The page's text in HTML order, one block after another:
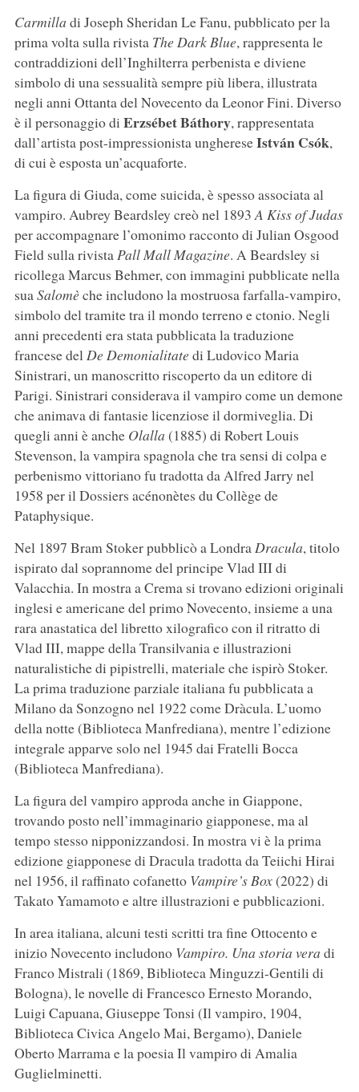
Carmilla di Joseph Sheridan Le Fanu, pubblicato per la
prima volta sulla rivistaThe Dark Blue, rappresenta le
contraddizioni dell’Inghilterra perbenista e diviene
simbolo di una sessualità sempre più libera, illustrata
negli anni Ottanta del Novecento da Leonor Fini. Diverso
è il personaggio di Erzsébet Báthory, rappresentata
dall’artista post-impressionista unghereseIstván Csók,
di cui è esposta un’acquaforte.
La figura di Giuda, come suicida, è spesso associata al
vampiro. Aubrey Beardsley creò nel 1893A Kiss of Judas
per accompagnare l’omonimo racconto di Julian Osgood
Field sulla rivistaPall Mall Magazine. A Beardsley si
ricollega Marcus Behmer, con immagini pubblicate nella
suaSalomèche includono la mostruosa farfalla-vampiro,
simbolo del tramite tra il mondo terreno e ctonio. Negli
anni precedenti era stata pubblicata la traduzione
francese delDe Demonialitatedi Ludovico Maria
Sinistrari, un manoscritto riscoperto da un editore di
Parigi. Sinistrari considerava il vampiro come un demone
che animava di fantasie licenziose il dormiveglia. Di
quegli anni è ancheOlalla (1885) di Robert Louis
Stevenson, la vampira spagnola che tra sensi di colpa e
perbenismo vittoriano fu tradotta da Alfred Jarry nel
1958 per il Dossiers acénonètes du Collège de
Pataphysique.
Nel 1897 Bram Stoker pubblicò a LondraDracula, titolo
ispirato dal soprannome del principe Vlad III di
Valacchia. In mostra a Crema si trovano edizioni originali
inglesi e americane del primo Novecento, insieme a una
rara anastatica del libretto xilografico con il ritratto di
Vlad III, mappe della Transilvania e illustrazioni
naturalistiche di pipistrelli, materiale che ispirò Stoker.
La prima traduzione parziale italiana fu pubblicata a
Milano da Sonzogno nel 1922 come Dràcula. L’uomo
della notte (Biblioteca Manfrediana), mentre l’edizione
integrale apparve solo nel 1945 dai Fratelli Bocca
(Biblioteca Manfrediana).
La figura del vampiro approda anche in Giappone,
trovando posto nell’immaginario giapponese, ma al
tempo stesso nipponizzandosi. In mostra vi è la prima
edizione giapponese di Dracula tradotta da Teiichi Hirai
nel 1956, il raffinato cofanetto Vampire’s Box(2022) di
Takato Yamamoto e altre illustrazioni e pubblicazioni.
In area italiana, alcuni testi scritti tra fine Ottocento e
inizio Novecento includono Vampiro. Una storia vera di
Franco Mistrali (1869, Biblioteca Minguzzi-Gentili di
Bologna), le novelle di Francesco Ernesto Morando,
Luigi Capuana, Giuseppe Tonsi (Il vampiro, 1904,
Biblioteca Civica Angelo Mai, Bergamo), Daniele
Oberto Marrama e la poesia Il vampiro di Amalia
Guglielminetti.